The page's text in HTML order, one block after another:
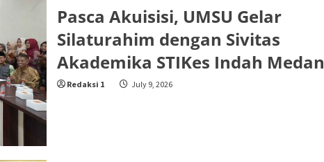
Pasca Akuisisi, UMSU Gelar
Silaturahim dengan Sivitas
Akademika STIKes Indah Medan
Redaksi 1 July 9, 2026